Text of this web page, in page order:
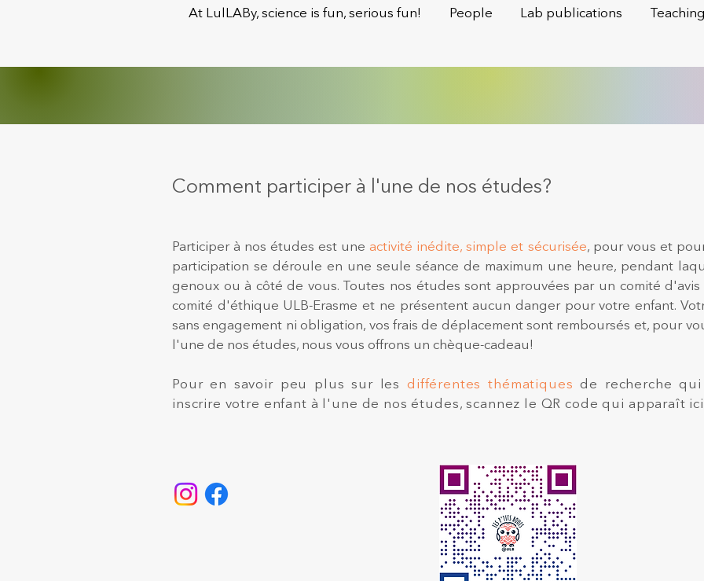
At LulLABy, science is fun, serious fun! People Lab publications Teaching
Comment participer à l'une de nos études?
Participer à nos études est uneactivité inédite, simple et sécurisée, pour vous et
participation se déroule en une seule séance de maximum une heure, pendant
genoux ou à côté de vous. Toutes nos études sont approuvées par un comité
comité d'éthique ULB-Erasme et ne présentent aucun danger pour votre enfant.
sans engagement ni obligation, vos frais de déplacement sont remboursés et, pour
l'une de nos études, nous vous offrons un chèque-cadeau!
Pour en savoir peu plus sur les différentes thématiques
de recherche
inscrire votre enfant à l'une de nos études, scannez le QR code qui apparaît